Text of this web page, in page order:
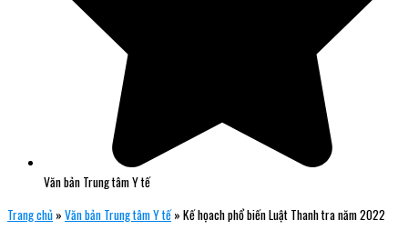
Văn bản Trung tâm Y tế
Trang chủ » Văn bản Trung tâm Y tế» Kế họach phổ biến Luật Thanh tra năm 2022